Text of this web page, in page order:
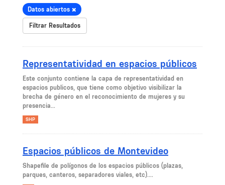
Datos abiertos
Filtrar Resultados
Representatividad en espacios públicos
Este conjunto contiene la capa de representatividad en
espacios publicos, que tiene como objetivo visibilizar la
brecha de género en el reconocimiento de mujeres y su
presencia...
SHP
Espacios públicos de Montevideo
Shapefile de polígonos de los espacios públicos (plazas,
parques, canteros, separadores viales, etc)....